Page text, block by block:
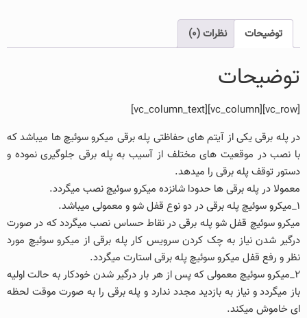
توضیحات نظرات (0)
توضیحات
[vc_row][vc_column][vc_column_text]
در پله برقی یکی از آیتم های حفاظتی پله برقی میکرو سوئیچ ها میباشد که
با نصب در موقعیت های مختلف از آسیب به پله برقی جلوگیری نموده و
دستور توقف پله برقی را میدهد.
معمولا در پله برقی ها حدودا شانزده میکرو سوئیچ نصب میگردد.
1_میکرو سوئیچ پله برقی در دو نوع قفل شو و معمولی میباشد.
میکرو سوئیچ قفل شو پله برقی در نقاط حساس نصب میگردد که در صورت
درگیر شدن نیاز به چک کردن سرویس کار پله برقی از میکرو سوئیچ مورد
نظر و رفع قفل میکرو سوئیچ پله برقی استارت میگردد.
2_میکرو سوئیچ معمولی که پس از هر بار درگیر شدن خودکار به حالت اولیه
باز میگردد و نیاز به بازدید مجدد ندارد و پله برقی را به صورت موقت لحظه
ای خاموش میکند.